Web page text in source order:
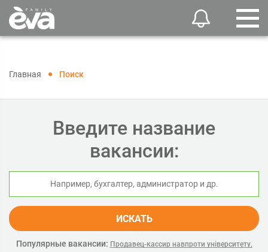
Главная Поиск
Введите название
вакансии:
ИСКАТЬ
Популярные вакансии: Продавец-кассир навпроти університету,